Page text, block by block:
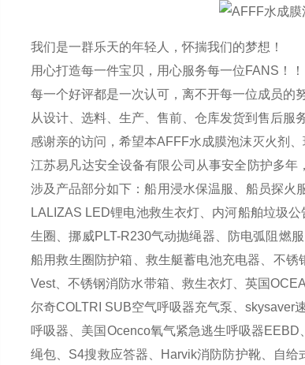
我们是一群乐天的年轻人，怀揣我们的梦想！
用心打造每一件宝贝，用心服务每一位FANS！！
每一个好评都是一次认可，离不开每一位成员的
从设计、选料、生产、售前、仓库发货到售后服
感谢亲的访问，希望本AFFF水成膜泡沫灭火剂
江苏易凡达安全设备有限公司从事安全防护多
涉及产品部分如下：船用浸水保温服、船员探火
LALIZAS LED锂电池救生衣灯、内河船舶垃圾
生圈、挪威PLT-R230气动抛绳器、防电弧阻燃
船用救生圈防护箱、救生艇蓄电池充电器、不
Vest、不锈钢消防水带箱、救生衣灯、英国
尔奇COLTRI SUB空气呼吸器充气泵、skysaver
呼吸器、美国Ocenco氧气紧急逃生呼吸器
绳包、S4搜救应答器、Harvik消防防护靴、自